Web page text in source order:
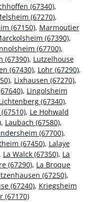
(67340),
(67270),
(67150), Marmoutier
(67390),
(67700),
(67390), Lutzelhouse
(67430), Lohr (67290),
, Lixhausen (67270),
, Lingolsheim
(67340),
, Le Hohwald
, Laubach (67580),
(67700),
(67450), Lalaye
, La Walck (67350), La
(67290), La Broque
(67250),
(67240), Kriegsheim
(67170)